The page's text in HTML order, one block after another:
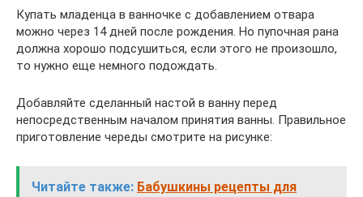
Купать младенца в ванночке с добавлением отвара
можно через 14 дней после рождения. Но пупочная рана
должна хорошо подсушиться, если этого не произошло,
то нужно еще немного подождать.
Добавляйте сделанный настой в ванну перед
непосредственным началом принятия ванны. Правильное
приготовление череды смотрите на рисунке:
Читайте также: Бабушкины рецепты для